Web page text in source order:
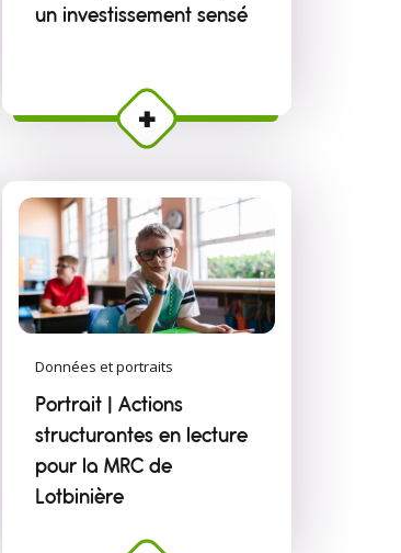
un investissement sensé
Données et portraits
Portrait | Actions
structurantes en lecture
pour la MRC de
Lotbinière